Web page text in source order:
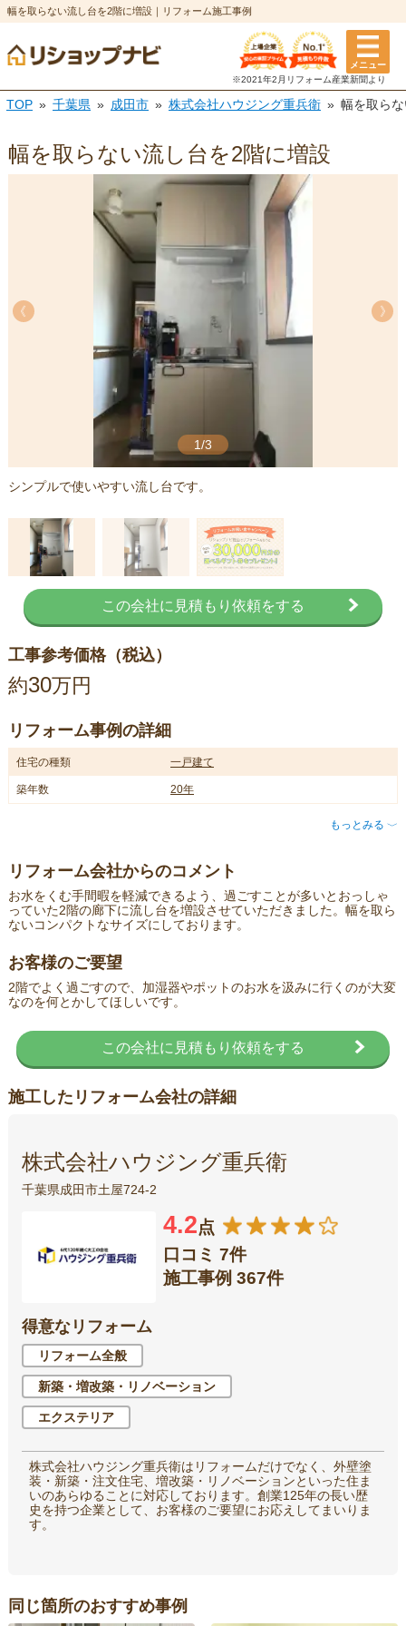
幅を取らない流し台を2階に増設｜リフォーム施工事例
メニュー
※2021年2月リフォーム産業新聞より
TOP 千葉県 成田市 株式会社ハウジング重兵衛 幅を取ら
幅を取らない流し台を2階に増設
1/3
《
《
シンプルで使いやすい流し台です。
この会社に見積もり依頼をする
工事参考価格（税込）
約30万円
リフォーム事例の詳細
住宅の種類 一戸建て
築年数 20年
もっとみる 〈
リフォーム会社からのコメント
お水をくむ手間暇を軽減できるよう、過ごすことが多いとおっしゃ
っていた2階の廊下に流し台を増設させていただきました。幅を取ら
ないコンパクトなサイズにしております。
お客様のご要望
2階でよく過ごすので、加湿器やポットのお水を汲みに行くのが大変
なのを何とかしてほしいです。
この会社に見積もり依頼をする
施工したリフォーム会社の詳細
株式会社ハウジング重兵衛
千葉県成田市土屋724-2
4.2点
口コミ 7件
施工事例 367件
得意なリフォーム
リフォーム全般
新築・増改築・リノベーション
エクステリア
株式会社ハウジング重兵衛はリフォームだけでなく、外壁塗
装・新築・注文住宅、増改築・リノベーションといった住ま
いのあらゆることに対応しております。創業125年の長い歴
史を持つ企業として、お客様のご要望にお応えしてまいりま
す。
同じ箇所のおすすめ事例